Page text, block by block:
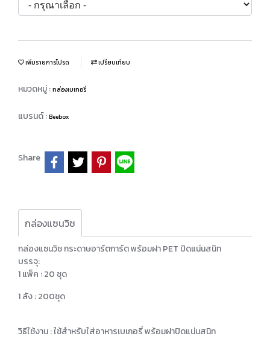
เพิ่มรายการโปรด เปรียบเทียบ
หมวดหมู่ : กล่องเบเกอรี่
แบรนด์ : Beebox
Share
กล่องแซนวิช
กล่องแซนวิช กระดาษอาร์ตการ์ต พร้อมฝา PET ปิดแน่นสนิท
บรรจุ:
1 แพ็ค : 20 ชุด
1 ลัง : 200ชุด
วิธีใช้งาน : ใช้สำหรับใส่อาหารเบเกอรี่ พร้อมฝาปิดแน่นสนิท